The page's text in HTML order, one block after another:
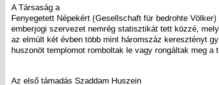
A Társaság a
Fenyegetett Népekért (Gesellschaft für bedrohte
emberjogi szervezet nemrég statisztikát tett közzé,
az elmúlt két évben több mint háromszáz keresztényt
huszonöt templomot romboltak le vagy rongáltak meg a
Az első támadás Szaddam Huszein